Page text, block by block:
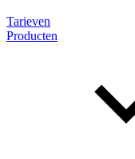
Tarieven
Producten